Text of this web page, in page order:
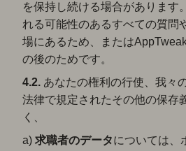
を保持し続ける場合があります
れる可能性のあるすべての質問
場にあるため、または
の後のためです。
4.2. あなたの権利の行使、我々
法律で規定されたその他の保存
く、
a) 求職者のデータについては、